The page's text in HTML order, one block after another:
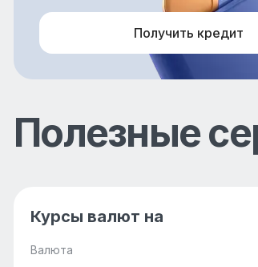
Получить кредит
Полезные
Курсы валют на
Валюта